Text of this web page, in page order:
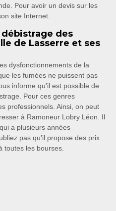
Pour avoir un devis sur les
site Internet.
des
de Lasserre et ses
dysfonctionnements de la
les fumées ne puissent pas
informe qu'il est possible de
Pour ces genres
professionnels. Ainsi, on peut
à Ramoneur Lobry Léon. Il
a plusieurs années
pas qu'il propose des prix
toutes les bourses.